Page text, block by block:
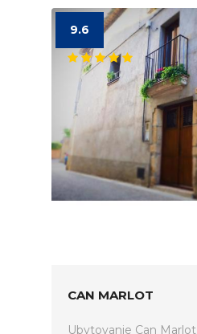
9.6
CAN MARLOT
Ubytovanie Can